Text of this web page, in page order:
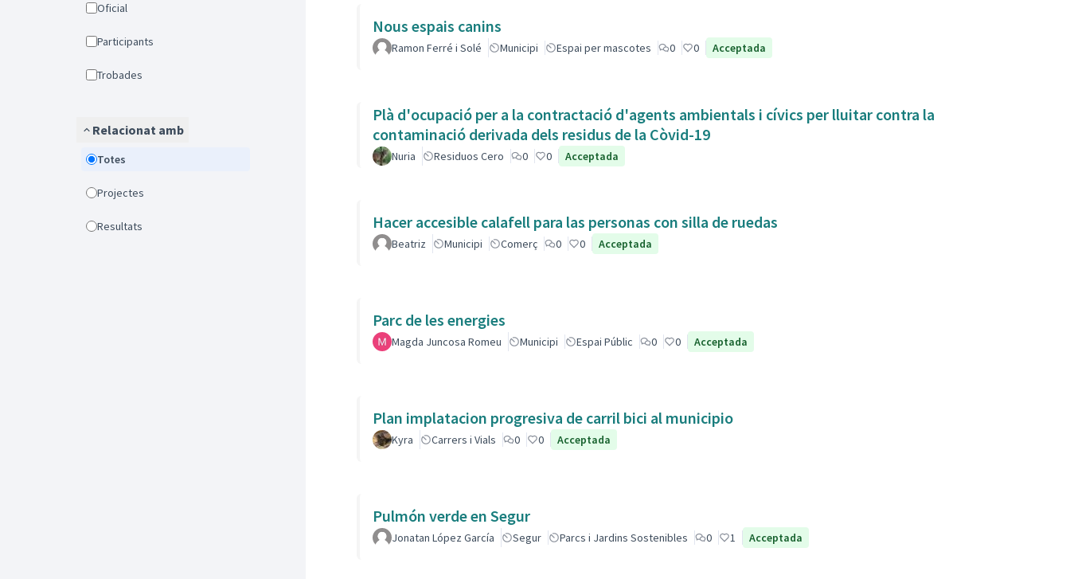
Oficial
Participants
Trobades
Relacionat amb
Totes
Projectes
Resultats
Nous espais canins
Ramon Ferré i Solé Municipi Espai per mascotes 0 0 Acceptada
Plà d'ocupació per a la contractació d'agents ambientals i cívics per lluitar contra la
contaminació derivada dels residus de la Còvid-19
Nuria Residuos Cero 0 0 Acceptada
Hacer accesible calafell para las personas con silla de ruedas
Beatriz Municipi Comerç 0 0 Acceptada
Parc de les energies
Magda Juncosa Romeu Municipi Espai Públic 0 0 Acceptada
Plan implatacion progresiva de carril bici al municipio
Kyra Carrers i Vials 0 0 Acceptada
Pulmón verde en Segur
Jonatan López García Segur Parcs i Jardins Sostenibles 0 1 Acceptada